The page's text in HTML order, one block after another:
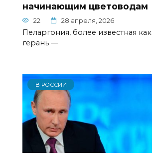
начинающим цветоводам
22 28 апреля, 2026
Пеларгония, более известная как
герань —
В РОССИИ